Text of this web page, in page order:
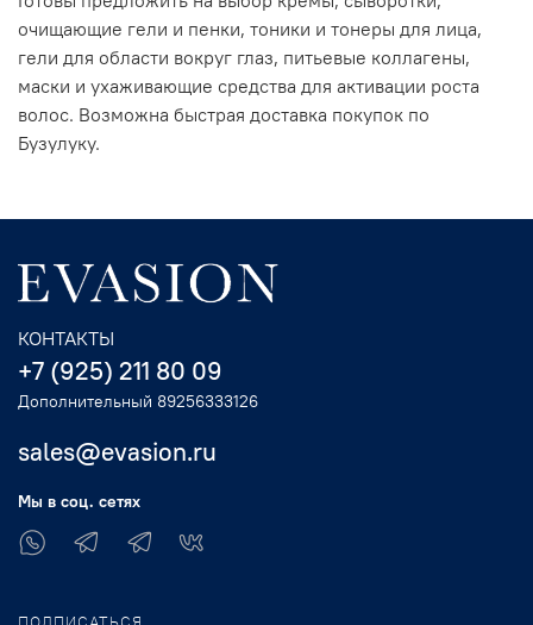
очищающие гели и пенки, тоники и тонеры для лица,
гели для области вокруг глаз, питьевые коллагены,
маски и ухаживающие средства для активации роста
волос. Возможна быстрая доставка покупок по
Бузулуку.
КОНТАКТЫ
+7 (925) 211 80 09
Дополнительный 89256333126
sales@evasion.ru
Мы в соц. сетях